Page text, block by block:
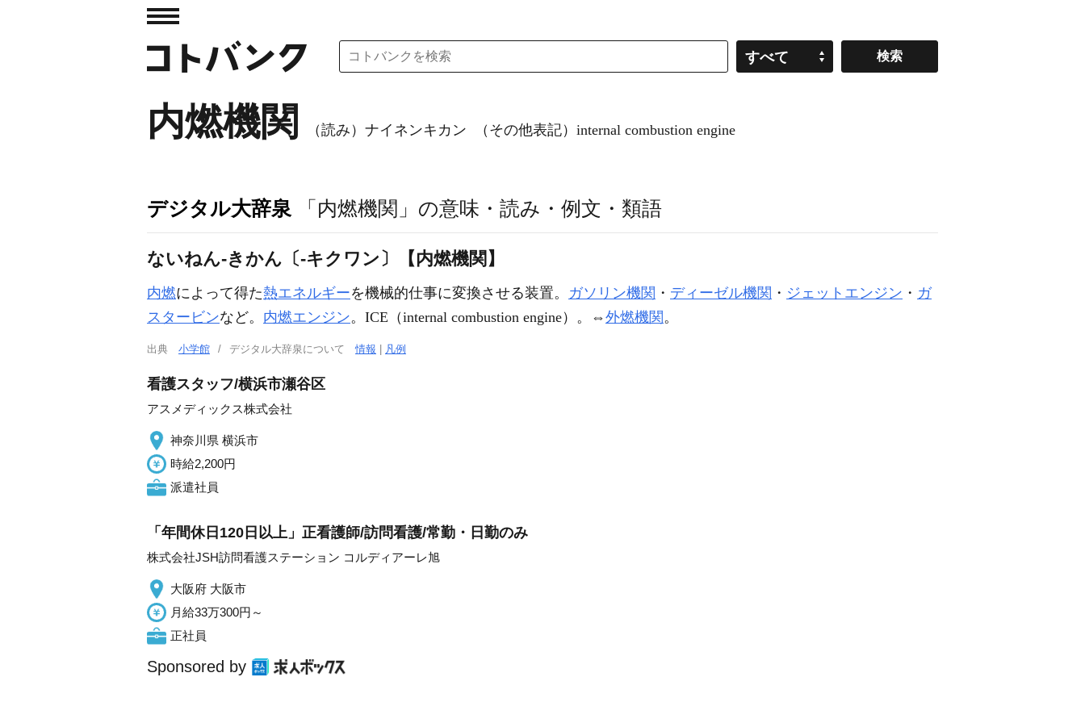
すべて
内燃機関 （読み）ナイネンキカン （その他表記）internal combustion engine
デジタル大辞泉 「内燃機関」の意味・読み・例文・類語
ないねん‐きかん〔‐キクワン〕【内燃機関】
内燃によって得た熱エネルギーを機械的仕事に変換させる装置。 ガソリン機関 ・ ディーゼル機関 ・ ジェットエンジン ・ ガ
スタービンなど。 内燃エンジン。ICE（internal combustion engine）。⇔外燃機関。
出典 小学館 デジタル大辞泉について情報 凡例
看護スタッフ/横浜市瀬谷区
アスメディックス株式会社
神奈川県 横浜市
時給2,200円
派遣社員
「年間休日120日以上」正看護師/訪問看護/常勤・日勤のみ
株式会社JSH訪問看護ステーション コルディアーレ旭
大阪府 大阪市
月給33万300円～
正社員
Sponsored by